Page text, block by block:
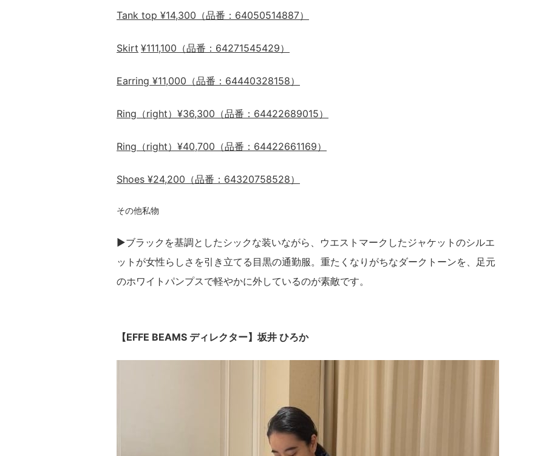
Tank top ¥14,300 （品番： 64050514887）
Skirt ¥111,100 （品番： 64271545429）
Earring ¥11,000 （品番： 64440328158）
Ring（right）¥36,300 （品番： 64422689015）
Ring（right）¥40,700 （品番： 64422661169）
Shoes ¥24,200 （品番： 64320758528）
その他私物
▶︎ブラックを基調としたシックな装いながら、ウエストマークしたジャケットのシルエ
ットが女性らしさを引き立てる目黒の通勤服。重たくなりがちなダークトーンを、足元
のホワイトパンプスで軽やかに外しているのが素敵です。
【EFFE BEAMS ディレクター】坂井 ひろか